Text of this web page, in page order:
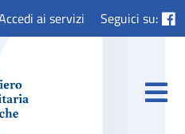
ai servizi Seguici su: